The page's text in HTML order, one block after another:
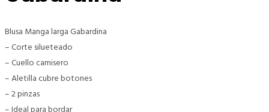
Blusa Manga larga Gabardina
– Corte silueteado
– Cuello camisero
– Aletilla cubre botones
– 2 pinzas